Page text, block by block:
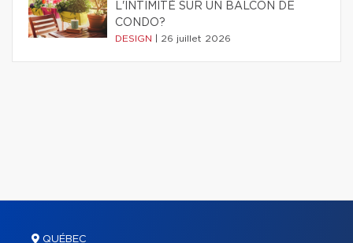
L'INTIMITÉ SUR UN BALCON DE
CONDO?
DESIGN 26 juillet 2026
QUÉBEC